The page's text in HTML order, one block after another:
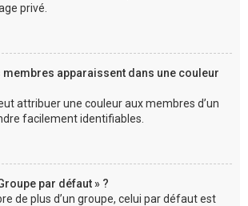
privé.
apparaissent dans une couleur
attribuer une couleur aux membres d’un
facilement identifiables.
par défaut » ?
de plus d’un groupe, celui par défaut est